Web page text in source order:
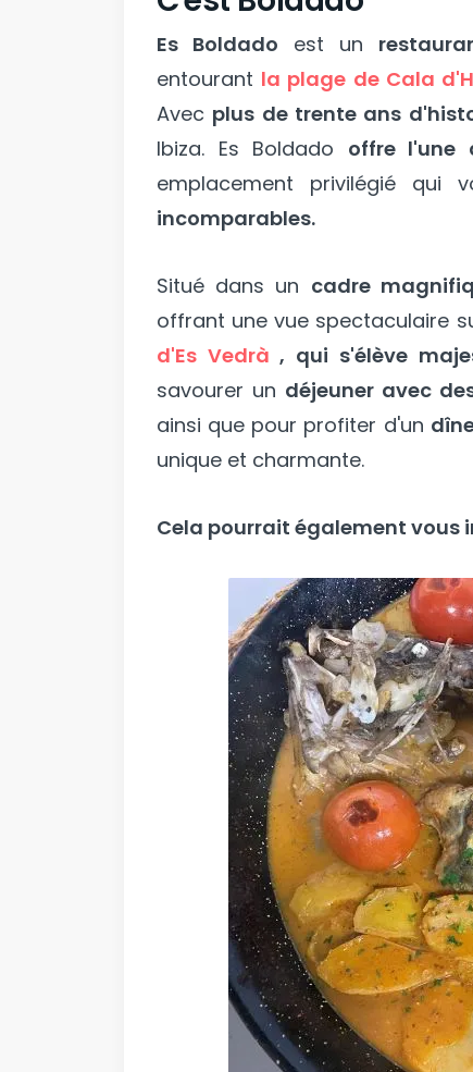
Es Boldado est un
entourant la plage de Cala
Avec plus de trente ans
Ibiza. Es Boldado offre l'une
emplacement privilégié qui
incomparables.
Situé dans un cadre
offrant une vue spectaculaire
d'Es Vedrà , qui s'élève
savourer un déjeuner avec
ainsi que pour profiter d'un
unique et charmante.
Cela pourrait également vous